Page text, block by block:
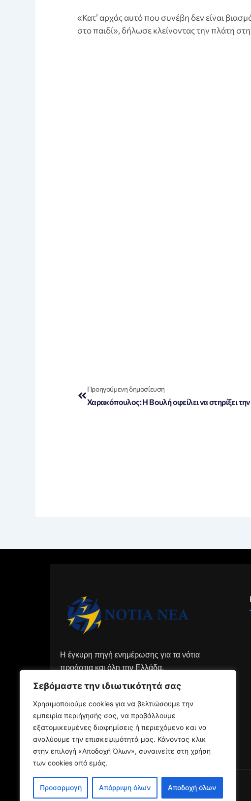
Σεβόμαστε την ιδιωτικότητά σας
Χρησιμοποιούμε cookies για να βελτιώσουμε την
εμπειρία περιήγησής σας, να προβάλλουμε
εξατομικευμένες διαφημίσεις ή περιεχόμενο και να
αναλύουμε την επισκεψιμότητά μας. Κάνοντας κλικ
στην επιλογή «Αποδοχή Όλων», συναινείτε στη χρήση
των cookies από εμάς.
Προσαρμογή Απόρριψη όλων Αποδοχή όλων
«Κατ’ αρχάς αυτό που συνέβη δεν είναι
στο παιδί», δήλωσε κλείνοντας την πλάτη
Προηγούμενη δημοσίευση
Η έγκυρη πηγή ενημέρωσης για τα νότια
προάστια και όλη την Ελλάδα.